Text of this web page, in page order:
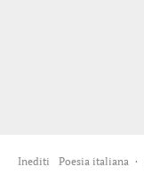
Inediti Poesia italiana ·